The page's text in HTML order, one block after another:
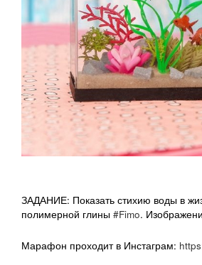
ЗАДАНИЕ: Показать стихию воды в
полимерной глины #Fimo.
Марафон проходит в Инстаграм: